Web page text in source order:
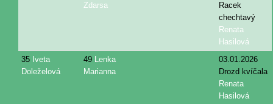
Zdarsa
Racek
chechtavý
Renata
Hasilová
35 Iveta
Doleželová
49 Lenka
Marianna
03.01.2026
Drozd kvíčala
Renata
Hasilová